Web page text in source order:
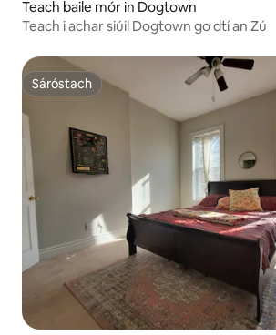
Teach baile mór in Dogtown
Teach i achar siúil Dogtown go dtí an Zú
Sáróstach
Sáróstach